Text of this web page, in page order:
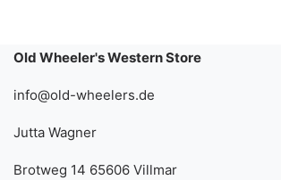
Old Wheeler's Western Store
info@old-wheelers.de
Jutta Wagner
Brotweg 14 65606 Villmar